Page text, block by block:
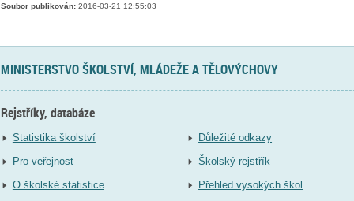
Soubor publikován:2016-03-21 12:55:03
MINISTERSTVO ŠKOLSTVÍ, MLÁDEŽE A TĚLOVÝCHOVY
Rejstříky, databáze
Statistika školství
Pro veřejnost
O školské statistice
Důležité odkazy
Školský rejstřík
Přehled vysokých škol